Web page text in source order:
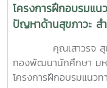
โครงการฝึกอบรมแ
ปัญหาด้านสุขภาวะ ส
คุณเสาวรจ สุนันต๊
กองพัฒนานักศึกษา มห
โครงการฝึกอบรมแนว